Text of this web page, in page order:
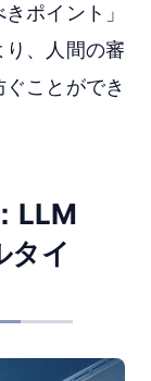
ポイント」
、人間の審
ことができ
LLM
タイ